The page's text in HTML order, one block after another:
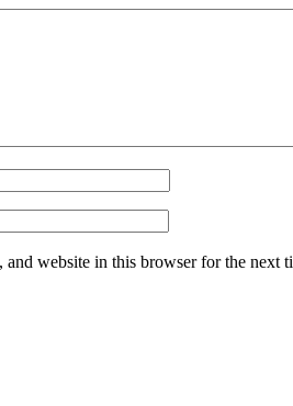
and website in this browser for the next